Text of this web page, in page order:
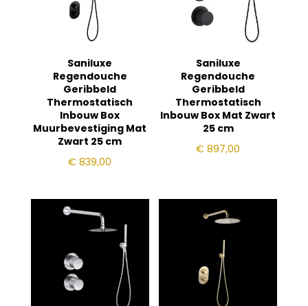
Saniluxe
Regendouche
Geribbeld
Thermostatisch
Inbouw Box
Muurbevestiging Mat
Zwart 25 cm
€ 839,00
Saniluxe
Regendouche
Geribbeld
Thermostatisch
Inbouw Box Mat Zwart
25 cm
€ 897,00